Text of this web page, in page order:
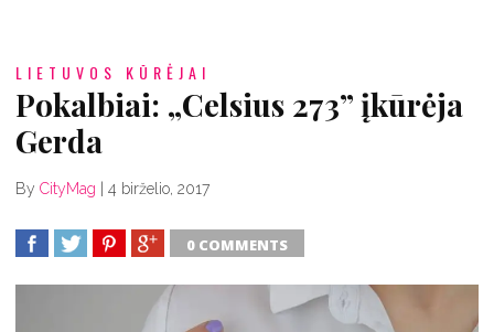
LIETUVOS KŪRĖJAI
Pokalbiai: „Celsius 273” įkūrėja
Gerda
By CityMag 4 birželio, 2017
0 COMMENTS